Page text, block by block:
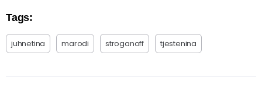
Tags:
juhnetina marodi stroganoff tjestenina